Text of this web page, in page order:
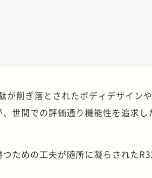
が削ぎ落とされたボディデザイン
世間での評価通り機能性を追求し
ための工夫が随所に凝らされた